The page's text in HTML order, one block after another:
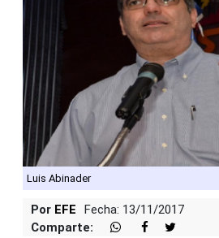
Luis Abinader
Por EFE
Fecha: 13/11/2017
Comparte: